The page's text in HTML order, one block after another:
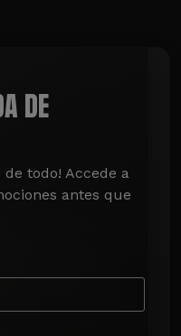
DE
todo! Accede a
antes que